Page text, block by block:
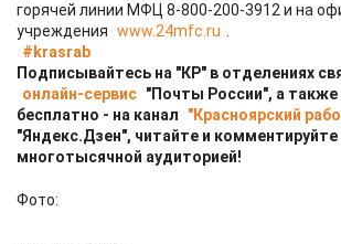
горячей линии МФЦ 8-800-200-3912 и на
учреждения www.24mfc.ru
#krasrab
Подписывайтесь на "КР" в отделениях
онлайн-сервис "Почты России", а
бесплатно - на канал
"Красноярский
"Яндекс.Дзен", читайте и
многотысячной аудиторией!
Фото: